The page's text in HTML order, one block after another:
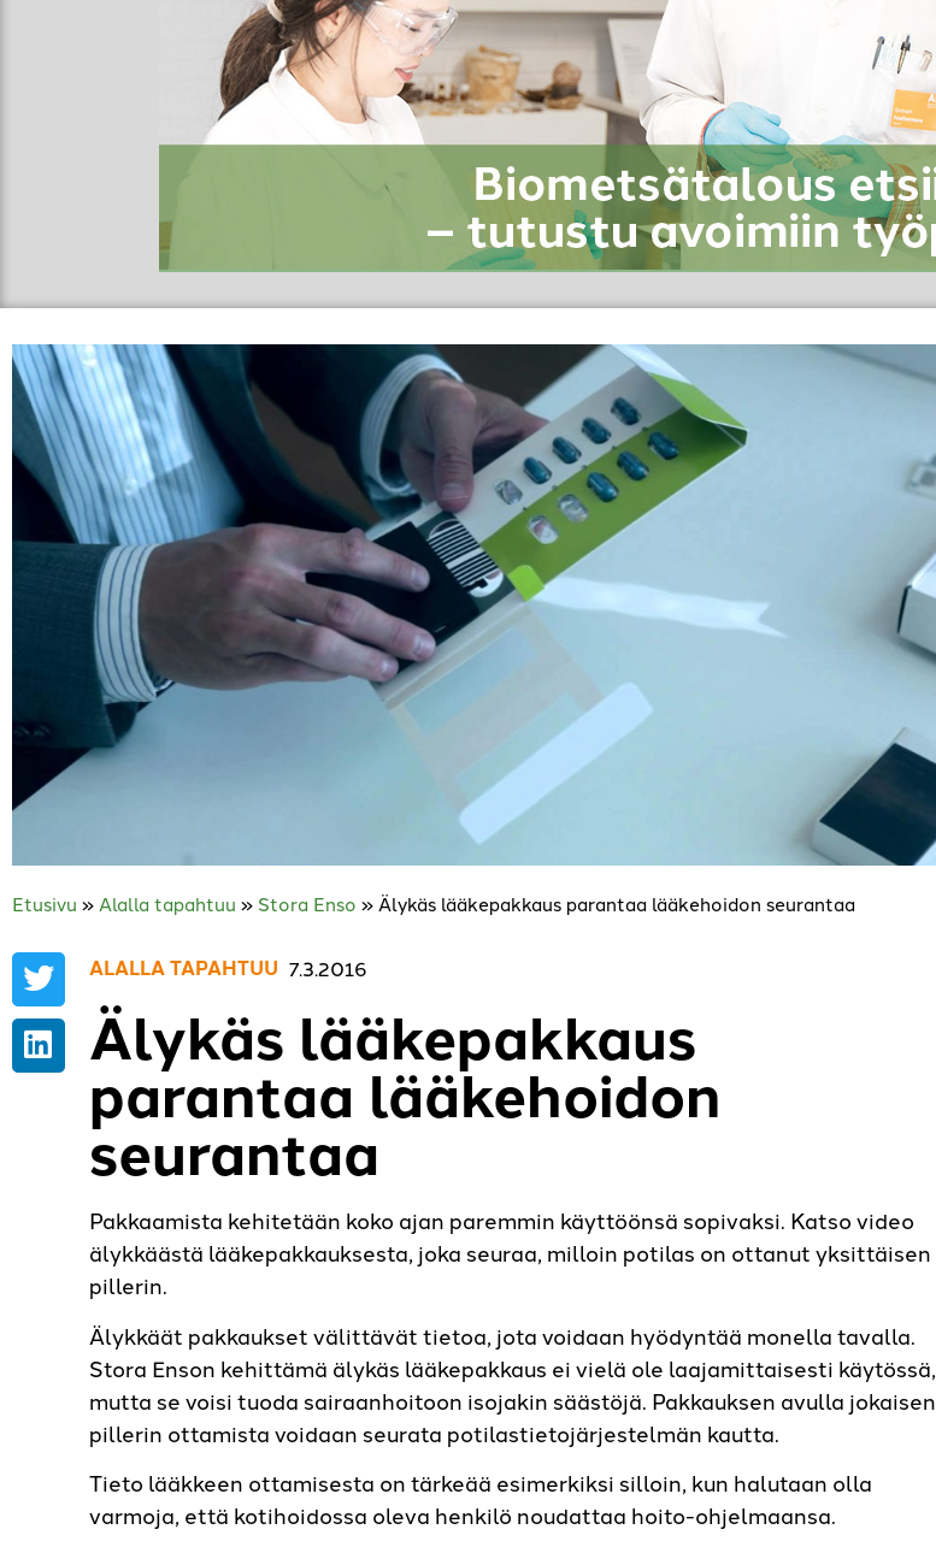
Etusivu »Alalla tapahtuu » Stora Enso »Älykäs lääkepakkaus parantaa lääkehoidon seurantaa
ALALLA TAPAHTUU 7.3.2016
Älykäs lääkepakkaus
parantaa lääkehoidon
seurantaa
Pakkaamista kehitetään koko ajan paremmin käyttöönsä sopivaksi. Katso video
älykkäästä lääkepakkauksesta, joka seuraa, milloin potilas on ottanut yksittäisen
pillerin.
Älykkäät pakkaukset välittävät tietoa, jota voidaan hyödyntää monella tavalla.
Stora Enson kehittämä älykäs lääkepakkaus ei vielä ole laajamittaisesti käytössä,
mutta se voisi tuoda sairaanhoitoon isojakin säästöjä. Pakkauksen avulla jokaisen
pillerin ottamista voidaan seurata potilastietojärjestelmän kautta.
Tieto lääkkeen ottamisesta on tärkeää esimerkiksi silloin, kun halutaan olla
varmoja, että kotihoidossa oleva henkilö noudattaa hoito-ohjelmaansa.